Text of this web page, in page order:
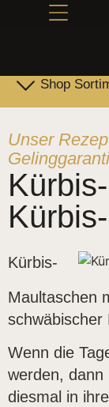
Shop
Unser
Kürbis-
Maultaschen
schwäbischer
Wenn die
werden, dann
diesmal in